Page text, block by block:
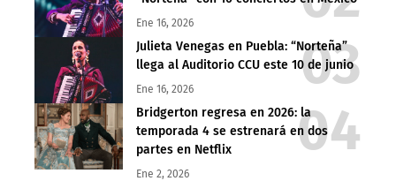
Ene 16, 2026
Julieta Venegas en Puebla: “Norteña”
llega al Auditorio CCU este 10 de junio
Ene 16, 2026
Bridgerton regresa en 2026: la
temporada 4 se estrenará en dos
partes en Netflix
Ene 2, 2026